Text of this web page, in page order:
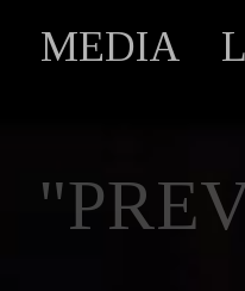
MEDIA